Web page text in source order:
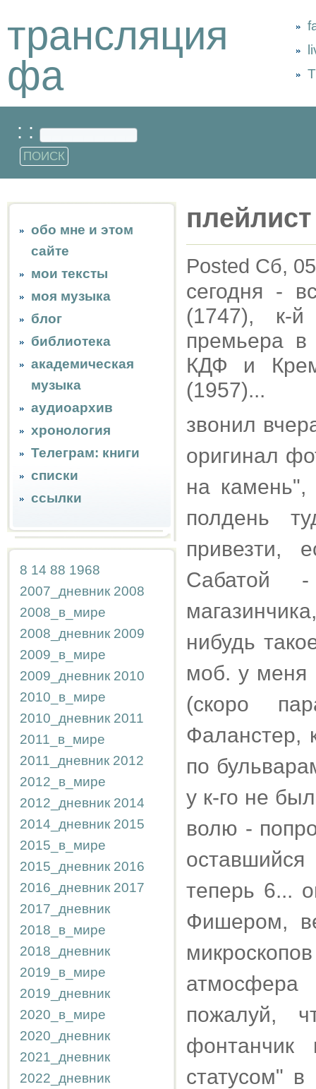
трансляция
фа
: :
обо мне и этом
сайте
мои тексты
моя музыка
блог
библиотека
академическая
музыка
аудиоархив
хронология
Телеграм: книги
списки
ссылки
8 14 88 1968
2007_дневник 2008
2008_в_мире
2008_дневник 2009
2009_в_мире
2009_дневник 2010
2010_в_мире
2010_дневник 2011
2011_в_мире
2011_дневник 2012
2012_в_мире
2012_дневник 2014
2014_дневник 2015
2015_в_мире
2015_дневник 2016
2016_дневник 2017
2017_дневник
2018_в_мире
2018_дневник
2019_в_мире
2019_дневник
2020_в_мире
2020_дневник
2021_дневник
2022_дневник
плейлист
Posted Сб,
сегодня -
(1747), к-
премьера
КДФ и
(1957)...
звонил
оригинал
на камень",
полдень
привезти,
Сабатой
нибудь
моб. у меня
(скоро
Фаланстер,
по
у к-го не
волю -
теперь 6...
Фишером,
пожалуй,
статусом"